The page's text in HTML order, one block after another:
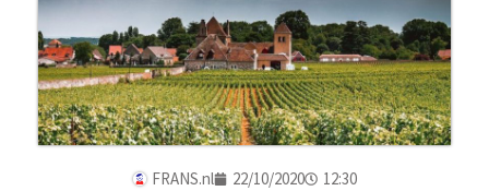
FRANS.nl 22/10/2020 12:30